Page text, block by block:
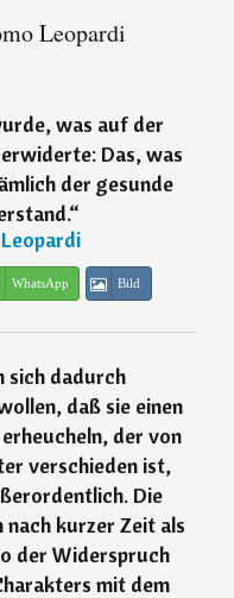
Leopardi
was auf der
Das, was
der gesunde
“
WhatsApp Bild
sich dadurch
daß sie einen
der von
verschieden ist,
Die
kurzer Zeit als
der Widerspruch
mit dem